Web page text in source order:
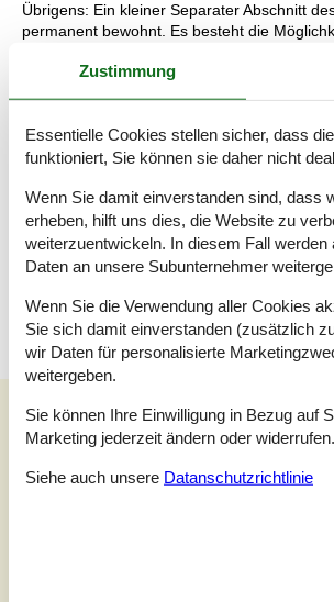
Übrigens: Ein kleiner Separater Abschnitt
permanent bewohnt. Es besteht die
Haus, können gemietet werden.
Wissenswertes
daher vereinzelt zu Beeinträchtigungen
kommen. Sie können kostenlos 2 Haustiere
Hunde sind an der Leine zu führen und
Etage (Schlafräume) mitgenommen werden.
zugelassen. Bei Nichtbeachtung dieses
Gebühr von mindestens EUR 420,- erhoben.
Unsere Gästebewertungen
Unsere GästebewertungenExterne
Zustimmung
Essentielle Cookies stellen sicher, dass
funktioniert, Sie können sie daher nicht
Wenn Sie damit einverstanden sind, dass
erheben, hilft uns dies, die Website zu
weiterzuentwickeln. In diesem Fall werden
Daten an unsere Subunternehmer
Wenn Sie die Verwendung aller Cookies
Sie sich damit einverstanden (zusätzlich
wir Daten für personalisierte
weitergeben.
Sie können Ihre Einwilligung in Bezug auf
Marketing jederzeit ändern oder widerrufen.
Siehe auch unsere Datanschutzrichtlinie